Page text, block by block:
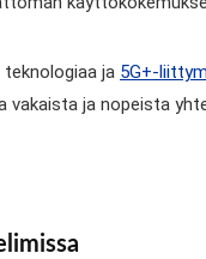
ja 5G+-
vakaista ja nopeista